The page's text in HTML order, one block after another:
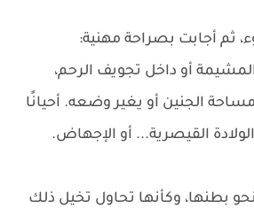
ثم أجابت بصراحة مهنية:
أو داخل تجويف الرحم،
الجنين أو يغير وضعه. أحيانًا
القيصرية... أو الإجهاض.
بطنها، وكأنها تحاول تخيل ذلك